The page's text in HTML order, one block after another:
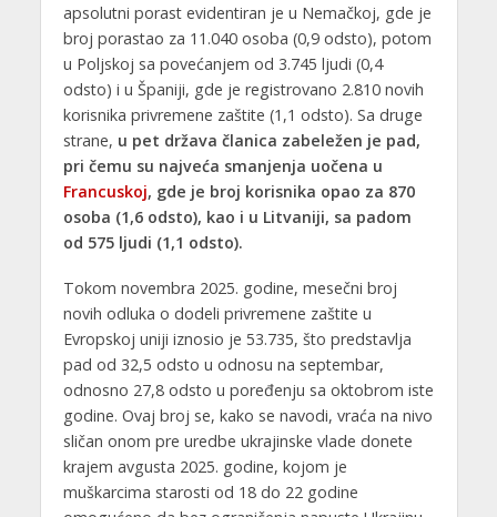
apsolutni porast evidentiran je u Nemačkoj, gde je
broj porastao za 11.040 osoba (0,9 odsto), potom
u Poljskoj sa povećanjem od 3.745 ljudi (0,4
odsto) i u Španiji, gde je registrovano 2.810 novih
korisnika privremene zaštite (1,1 odsto). Sa druge
strane, u pet država članica zabeležen je pad,
pri čemu su najveća smanjenja uočena u
Francuskoj, gde je broj korisnika opao za 870
osoba (1,6 odsto), kao i u Litvaniji, sa padom
od 575 ljudi (1,1 odsto).
Tokom novembra 2025. godine, mesečni broj
novih odluka o dodeli privremene zaštite u
Evropskoj uniji iznosio je 53.735, što predstavlja
pad od 32,5 odsto u odnosu na septembar,
odnosno 27,8 odsto u poređenju sa oktobrom iste
godine. Ovaj broj se, kako se navodi, vraća na nivo
sličan onom pre uredbe ukrajinske vlade donete
krajem avgusta 2025. godine, kojom je
muškarcima starosti od 18 do 22 godine